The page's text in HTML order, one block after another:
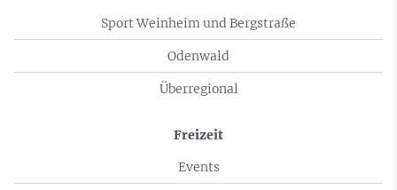
Sport Weinheim und Bergstraße
Odenwald
Überregional
Freizeit
Events